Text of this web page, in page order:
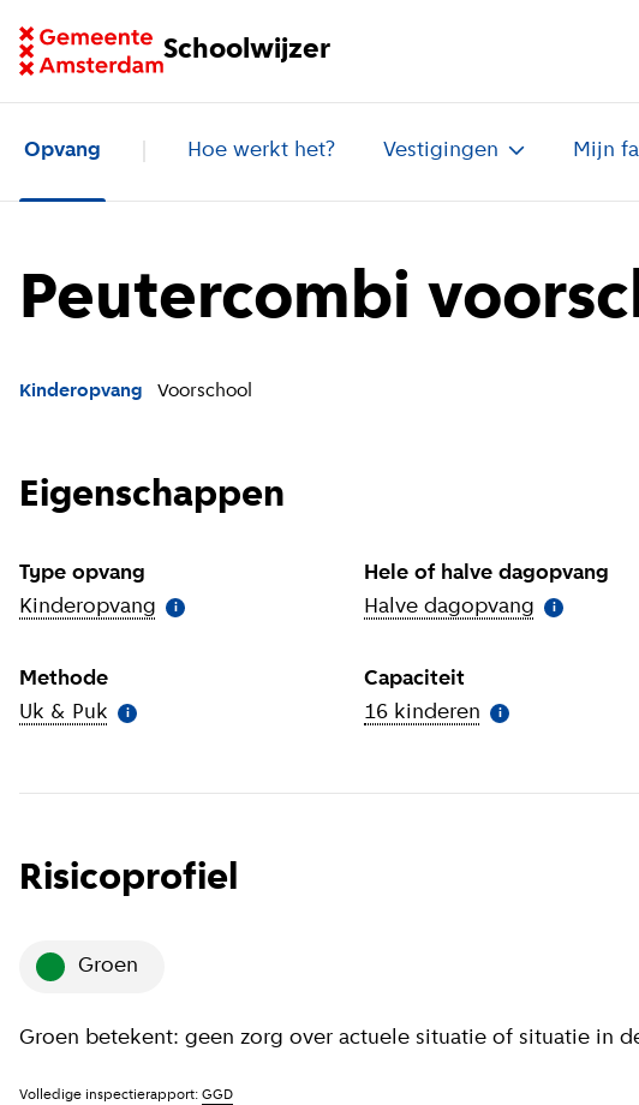
Schoolwijzer
Ga naar homepage van Schoolwijzer
Opvang Hoe werkt het? Vestigingen Mijn
Peutercombi
Kinderopvang Voorschool
Eigenschappen
Type opvang
Kinderopvang Meer informatie
i
Hele of halve dagopvang
Halve dagopvang Meer
i
Methode
Uk & Puk Meer informatie
i
Capaciteit
16 kinderen Meer informatie
i
Risicoprofiel
groen
Groen betekent: geen zorg over actuele situatie of situatie in
Volledige inspectierapport: GGD